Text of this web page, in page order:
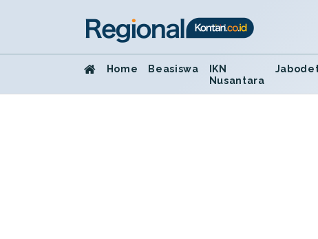
Home Beasiswa
IKN
Nusantara